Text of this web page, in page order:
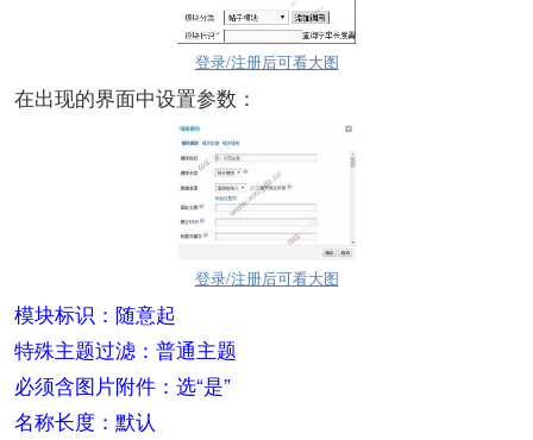
登录/注册后可看大图
在出现的界面中设置参数：
登录/注册后可看大图
模块标识：随意起
特殊主题过滤：普通主题
必须含图片附件：选“是”
名称长度：默认